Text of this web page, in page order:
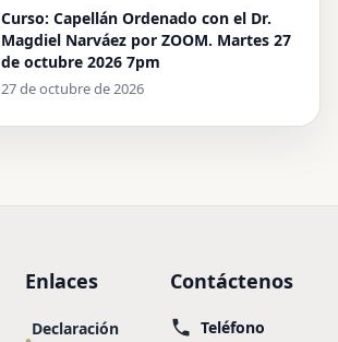
Curso: Capellán Ordenado con el Dr.
Magdiel Narváez por ZOOM. Martes 27
de octubre 2026 7pm
27 de octubre de 2026
Enlaces
Declaración
Contáctenos
Teléfono